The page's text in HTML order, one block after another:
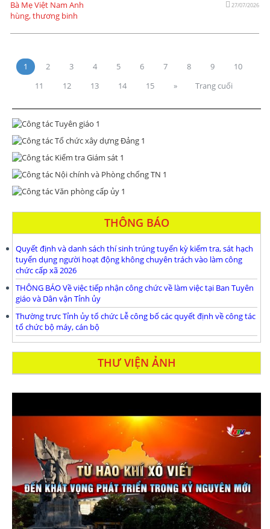
27/07/2026
1 2 3 4 5 6 7 8 9
10
11
12 13 14 15 » Trang cuối
THÔNG BÁO
Quyết định và danh sách thí sinh trúng tuyển kỳ kiểm tra, sát hạch
tuyển dụng người hoạt động không chuyên trách vào làm công
chức cấp xã 2026
THÔNG BÁO Về việc tiếp nhận công chức về làm việc tại Ban Tuyên
giáo và Dân vận Tỉnh ủy
Thường trưc Tỉnh ủy tổ chức Lễ công bố các quyết định về công tác
tổ chức bộ máy, cán bộ
THƯ VIỆN ẢNH